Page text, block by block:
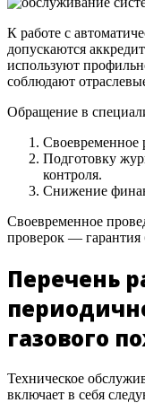
К работе с
допускаются
используют
соблюдают
Обращение в
Своевременное
Подготовку
контроля.
Снижение
Своевременное
проверок — гарантия
Перечень
газового
Техническое
включает в себя